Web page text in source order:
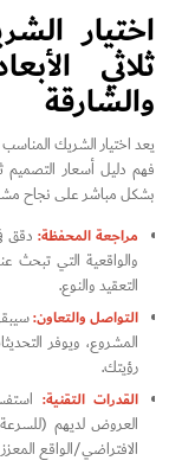
اختيار
ثلاثي
والشارقة
يعد اختيار الشريك المناسب
فهم دليل أسعار التصميم
بشكل مباشر على نجاح
مراجعة المحفظة:دقق
والواقعية التي
التعقيد والنوع.
التواصل والتعاون:
المشروع، ويوفر
رؤيتك.
القدرات التقنية:
العروض لديهم
الافتراضي/الواقع المعزز